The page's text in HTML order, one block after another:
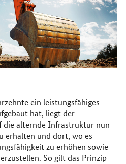
ein leistungsfähiges
hat, liegt der
die alternde Infrastruktur nun
erhalten und dort, wo es
zu erhöhen sowie
So gilt das Prinzip